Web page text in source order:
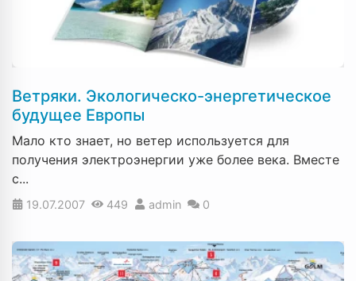
Ветряки. Экологическо-энергетическое
будущее Европы
Мало кто знает, но ветер используется для
получения электроэнергии уже более века. Вместе
с...
19.07.2007 449 admin 0